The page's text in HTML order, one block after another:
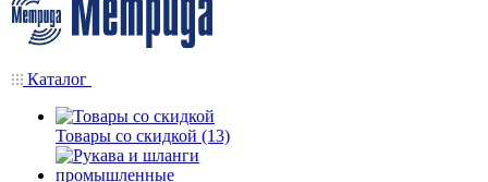
Каталог
Товары со скидкой (13)